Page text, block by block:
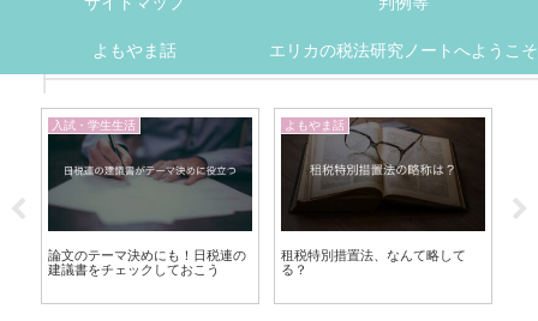
よもやま話 エリカの税法研究ノートへようこそ
入試・学生生活
論文のテーマ決めにも！日税連の
建議書をチェックしておこう
よもやま話
租税特別措置法、なんて略して
る？